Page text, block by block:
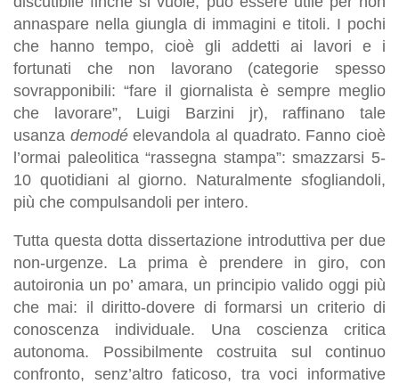
annaspare nella giungla di immagini e titoli. I pochi
che hanno tempo, cioè gli addetti ai lavori e i
fortunati che non lavorano (categorie spesso
sovrapponibili: “fare il giornalista è sempre meglio
che lavorare”, Luigi Barzini jr), raffinano tale
usanza demodéelevandola al quadrato. Fanno cioè
l’ormai paleolitica “rassegna stampa”: smazzarsi 5-
10 quotidiani al giorno. Naturalmente sfogliandoli,
più che compulsandoli per intero.
Tutta questa dotta dissertazione introduttiva per due
non-urgenze. La prima è prendere in giro, con
autoironia un po’ amara, un principio valido oggi più
che mai: il diritto-dovere di formarsi un criterio di
conoscenza individuale. Una coscienza critica
autonoma. Possibilmente costruita sul continuo
confronto, senz’altro faticoso, tra voci informative